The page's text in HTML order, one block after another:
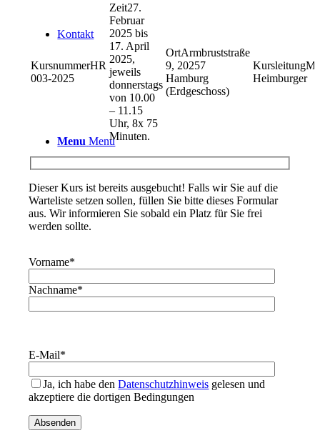
Kontakt
Menu Menu
HR
003-2025
27.
Februar
2025 bis
17. April
2025,
jeweils
donnerstags
von 10.00
– 11.15
Uhr, 8x 75
Minuten.
Armbruststraße
9, 20257
Hamburg
(Erdgeschoss)
Heimburger
Dieser Kurs ist bereits ausgebucht! Falls wir Sie auf die
Warteliste setzen sollen, füllen Sie bitte dieses Formular
aus. Wir informieren Sie sobald ein Platz für Sie frei
werden sollte.
Vorname*
Nachname*
E-Mail*
Ja, ich habe denDatenschutzhinweis gelesen und
akzeptiere die dortigen Bedingungen